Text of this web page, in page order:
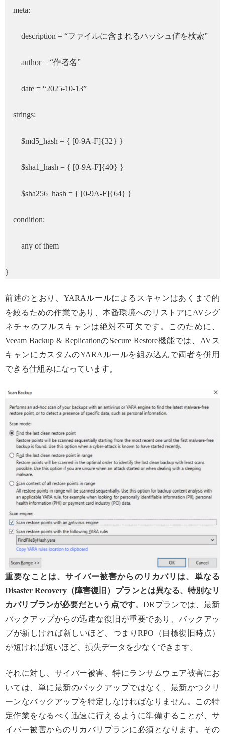
meta:
description = “ファイルに含まれるハッシュ値を検索”
author = “作者名”
date = “2025-10-13”
strings:
$md5_hash = { [0-9A-F]{32} }
$sha1_hash = { [0-9A-F]{40} }
$sha256_hash = { [0-9A-F]{64} }
condition:
any of them
}
前述のとおり、YARAルールによるスキャンはあくまで的
を絞るための作業であり、本番環境へのリストアにAVシグ
ネチャのフルスキャンは絶対不可欠です。このために、
Veeam Backup & ReplicationのSecure Restore機能では、AVス
キャンにカスタムのYARAルールを組み込んで両者を併用
できる仕組みになっています。
重要なことは、サイバー被害からのリカバリは、単なる
Disaster Recovery（障害復旧）プランとは異なる、特別なリ
カバリプランが必要だという点です。DRプランでは、最新
バックアップからの迅速な復旧が重要であり、バックアッ
プが新しければ新しいほど、つまりRPO（目標復旧時点）
が短ければ短いほど、損失データを少なくできます。
それに対し、サイバー被害、特にランサムウェア被害にお
いては、単に最新のバックアップではなく、最新かつクリ
ーンなバックアップを特定しなければなりません。この特
定作業をなるべく迅速に行えるように準備することが、サ
イバー被害からのリカバリプランに必須となります。その